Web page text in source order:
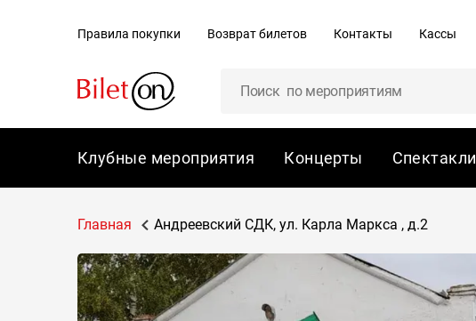
Правила покупки Возврат билетов Контакты Кассы
Клубные мероприятия Концерты Спектакли
Главная Андреевский СДК, ул. Карла Маркса , д.2